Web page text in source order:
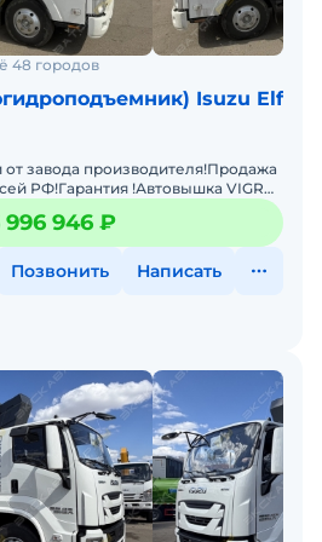
лизинг. Гарантия 12 месяцев.
48 городов
Isuzu Elf
завода производителя!Продажа
РФ!Гарантия !Автовышка VIGRUS
с двигателем 96 кВ
996 946 ₽
Позвонить Написать